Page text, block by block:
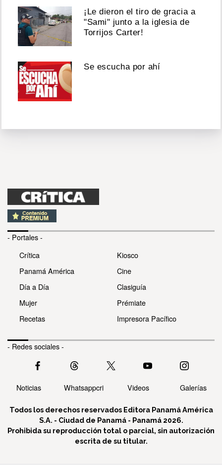
¡Le dieron el tiro de gracia a
"Sami" junto a la iglesia de
Torrijos Carter!
Se escucha por ahí
- Portales -
Crítica
Panamá América
Día a Día
Mujer
Recetas
Kiosco
Cine
Clasiguía
Prémiate
Impresora Pacífico
- Redes sociales -
Noticias Whatsappcri Videos Galerías
Todos los derechos reservados Editora Panamá América
S.A. - Ciudad de Panamá - Panamá 2026.
Prohibida su reproducción total o parcial, sin autorización
escrita de su titular.